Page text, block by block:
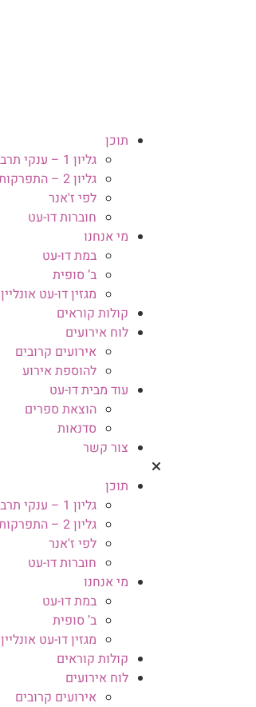
תוכן
גליון 1 – ענקי תרבות
גליון 2 – התפרקות ובנייה מחדש
לפי ז'אנר
חוברות דו-עט
מי אנחנו
במת דו-עט
ב’ סופית
מגזין דו-עט אונליין
קולות קוראים
לוח אירועים
אירועים קרובים
להוספת אירוע
עוד מבית דו-עט
הוצאת ספרים
סדנאות
צור קשר
תוכן
גליון 1 – ענקי תרבות
גליון 2 – התפרקות ובנייה מחדש
לפי ז'אנר
חוברות דו-עט
מי אנחנו
במת דו-עט
ב’ סופית
מגזין דו-עט אונליין
קולות קוראים
לוח אירועים
אירועים קרובים